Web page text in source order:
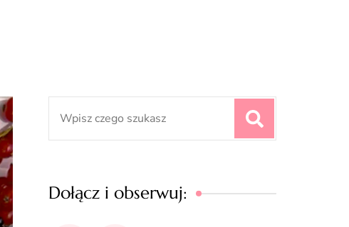
Dołącz i obserwuj: